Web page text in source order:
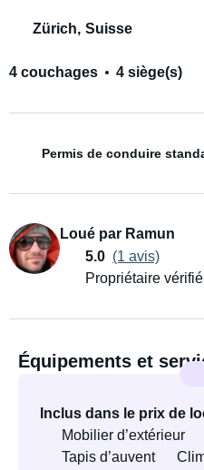
Zürich, Suisse
4 couchages 4 siège(s)
Permis de conduire
Loué par Ramun
5.0 (1 avis)
Propriétaire
Équipements et
Inclus dans le prix de
Mobilier d’extérieur
Tapis d’auvent